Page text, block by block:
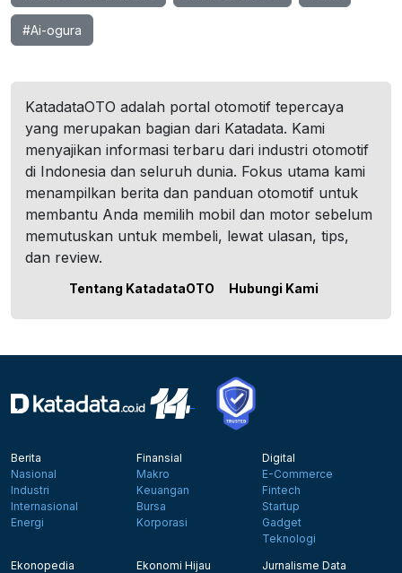
#Ai-ogura
KatadataOTO adalah portal otomotif tepercaya
yang merupakan bagian dari Katadata. Kami
menyajikan informasi terbaru dari industri otomotif
di Indonesia dan seluruh dunia. Fokus utama kami
menampilkan berita dan panduan otomotif untuk
membantu Anda memilih mobil dan motor sebelum
memutuskan untuk membeli, lewat ulasan, tips,
dan review.
Tentang KatadataOTO Hubungi Kami
Berita
Nasional
Industri
Internasional
Energi
Finansial
Makro
Keuangan
Bursa
Korporasi
Digital
E-Commerce
Fintech
Startup
Gadget
Teknologi
Ekonopedia
Ekonomi Hijau
Jurnalisme Data